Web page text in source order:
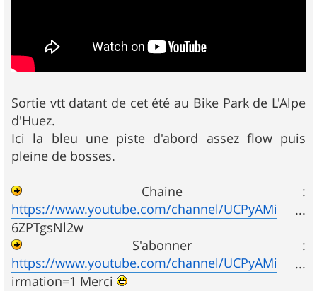
Sortie vtt datant de cet été au Bike Park de L'Alpe
d'Huez.
Ici la bleu une piste d'abord assez flow puis
pleine de bosses.
Chaine :
https://www.youtube.com/channel/UCPyAMi ...
6ZPTgsNl2w
S'abonner :
https://www.youtube.com/channel/UCPyAMi ...
irmation=1 Merci